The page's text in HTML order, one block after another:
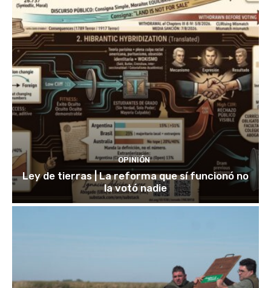
OPINIÓN
Ley de tierras | La reforma que sí funcionó no
la votó nadie